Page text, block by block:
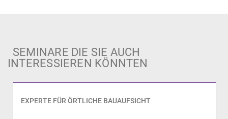
SEMINARE DIE SIE AUCH
INTERESSIEREN KÖNNTEN
EXPERTE FÜR ÖRTLICHE BAUAUFSICHT